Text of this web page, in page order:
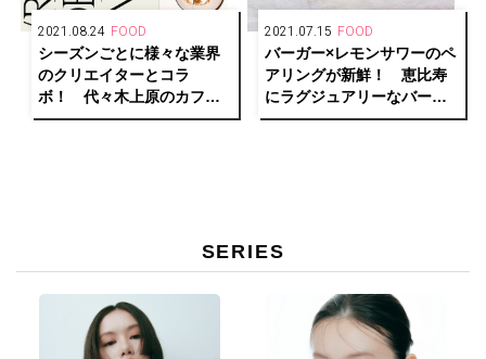
2021.08.24 FOOD
シーズンごとに様々な業界
のクリエイターとコラ
ボ！ 代々木上原のカフェ
バー「No.」がメニューを刷
2021.07.15 FOOD
バーガー×レモンサワーのペ
アリングが新鮮！ 恵比寿
にラグジュアリーなバーガ
ーショップ「MERCER
SERIES